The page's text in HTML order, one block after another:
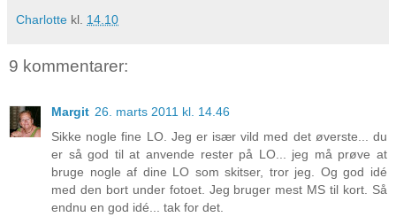
Charlotte kl. 14.10
9 kommentarer:
Margit 26. marts 2011 kl. 14.46
Sikke nogle fine LO. Jeg er især vild med det øverste... du
er så god til at anvende rester på LO... jeg må prøve at
bruge nogle af dine LO som skitser, tror jeg. Og god idé
med den bort under fotoet. Jeg bruger mest MS til kort. Så
endnu en god idé... tak for det.